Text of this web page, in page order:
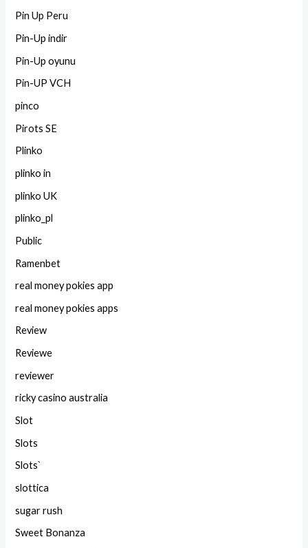
Pin Up Peru
Pin-Up indir
Pin-Up oyunu
Pin-UP VCH
pinco
Pirots SE
Plinko
plinko in
plinko UK
plinko_pl
Public
Ramenbet
real money pokies app
real money pokies apps
Review
Reviewe
reviewer
ricky casino australia
Slot
Slots
Slots`
slottica
sugar rush
Sweet Bonanza